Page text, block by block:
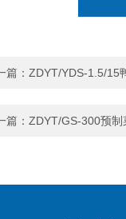
篇： ZDYT/YDS-1.5/15
篇： ZDYT/GS-300预